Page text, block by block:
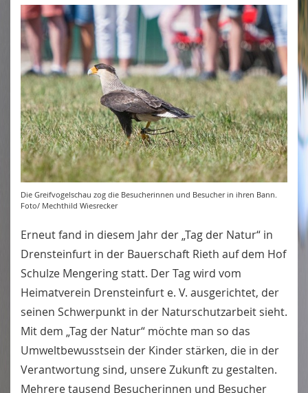
Die Greifvogelschau zog die Besucherinnen und Besucher in ihren Bann.
Foto/ Mechthild Wiesrecker
Erneut fand in diesem Jahr der „Tag der Natur“ in
Drensteinfurt in der Bauerschaft Rieth auf dem Hof
Schulze Mengering statt. Der Tag wird vom
Heimatverein Drensteinfurt e. V. ausgerichtet, der
seinen Schwerpunkt in der Naturschutzarbeit sieht.
Mit dem „Tag der Natur“ möchte man so das
Umweltbewusstsein der Kinder stärken, die in der
Verantwortung sind, unsere Zukunft zu gestalten.
Mehrere tausend Besucherinnen und Besucher